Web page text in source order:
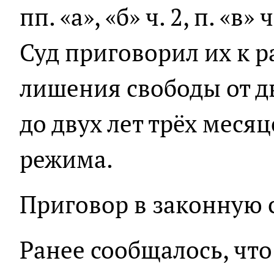
пп. «а», «б» ч. 2, п.
Суд приговорил их к
лишения свободы от
до двух лет трёх
режима.
Приговор в законную
Ранее сообщалось,